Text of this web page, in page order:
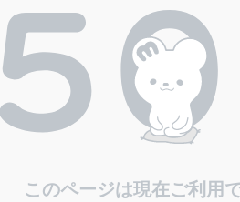
このページは現在ご利用